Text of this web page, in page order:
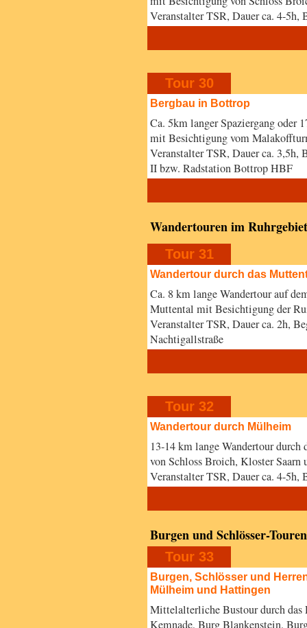
Veranstalter TSR, Dauer ca. 4-
Tour 30
Bergbau in Bottrop
Ca. 5km langer Spaziergang oder
mit Besichtigung vom
Veranstalter TSR, Dauer ca. 3,5h,
II bzw. Radstation Bottrop HBF
Wandertouren im Ruhrgebiet
Tour 31
Wandertour durch das
Ca. 8 km lange Wandertour auf
Muttental mit Besichtigung der
Veranstalter TSR, Dauer ca. 2h,
Nachtigallstraße
Tour 32
Wandertour durch Mülheim
13-14 km lange Wandertour
von Schloss Broich, Kloster Saarn
Veranstalter TSR, Dauer ca. 4-
Burgen und Schlösser-
Tour 33
Burgen, Schlösser und
Mülheim und Hattingen
Mittelalterliche Bustour durch
Kemnade, Burg Blankenstein,